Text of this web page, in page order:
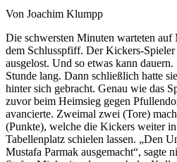
Von Joachim Klumpp
Die schwersten Minuten warteten auf
dem Schlusspfiff. Der Kickers-
ausgelost. Und so etwas kann
Stunde lang. Dann schließlich hatte
hinter sich gebracht. Genau wie das
zuvor beim Heimsieg gegen
avancierte. Zweimal zwei (Tore)
(Punkte), welche die Kickers weiter
Tabellenplatz schielen lassen. „Den
Mustafa Parmak ausgemacht“, sagte